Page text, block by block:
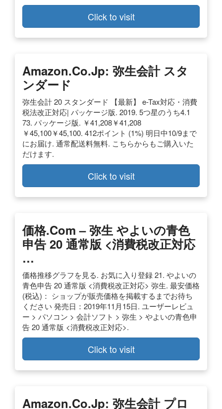
Click to visit
Amazon.co.jp: 弥生会計 スタ
ンダード
弥生会計 20 スタンダード 【最新】 e-Tax対応・消費
税法改正対応| パッケージ版. 2019. 5つ星のうち4.1
73. パッケージ版. ￥41,208￥41,208
￥45,100￥45,100. 412ポイント (1%) 明日中10/9まで
にお届け. 通常配送料無料. こちらからもご購入いた
だけます.
Click to visit
価格.com – 弥生 やよいの青色
申告 20 通常版 <消費税改正対応
…
価格推移グラフを見る. お気に入り登録 21. やよいの
青色申告 20 通常版 <消費税改正対応> 弥生. 最安価格
(税込)： ショップが販売価格を掲載するまでお待ち
ください 発売日：2019年11月15日. ユーザーレビュ
ー > パソコン > 会計ソフト > 弥生 > やよいの青色申
告 20 通常版 <消費税改正対応>.
Click to visit
Amazon.co.jp: 弥生会計 プロ